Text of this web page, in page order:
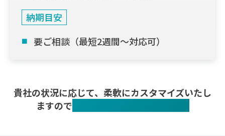
納期目安
要ご相談（最短2週間〜対応可）
貴社の状況に応じて、柔軟にカスタマイズいたし
ますので